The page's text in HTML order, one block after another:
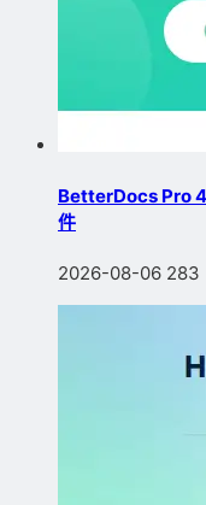
BetterDocs Pro
件
2026-08-06 283